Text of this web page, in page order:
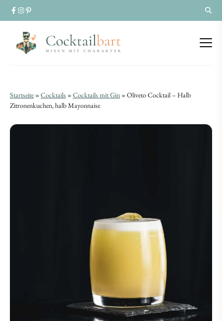
Oliveto
Cocktail
Oliveto
Cocktail
Startseite »Cocktails »Cocktails mit Gin »Oliveto Cocktail – Halb
Zitronenkuchen, halb Mayonnaise